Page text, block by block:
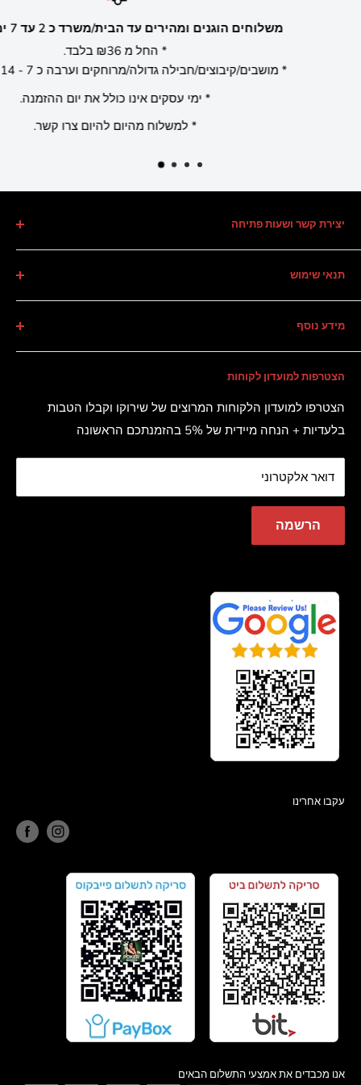
*
שירוקו המרכז לציוד פוקר
יצירת קשר ושעות פתיחה
טלפון :09-9546906
כתובת:החרמש 2, הרצליה
מייל : Sales@shiroco.co.il
ימי א'-ה' :
10:00-18:00
הצטרפות למועדון לקוחות
הצטרפו למועדון הלקוחות המרוצים של שירוקו וקבלו הטבות
בלעדיות + הנחה מיידית של 5% בהזמנתכם הראשונה
דואר אלקטרוני
הרשמה
תנאי שימוש
תקנון
מדיניות החזרה
מדיניות פרטיות
הצהרת נגישות
מידע נוסף
אודות
יצירת קשר
שאלות נפוצות
טיפים ומאמרים
שיווק שותפים
עקבו אחרינו
אנו מכבדים את אמצעי התשלום הבאים